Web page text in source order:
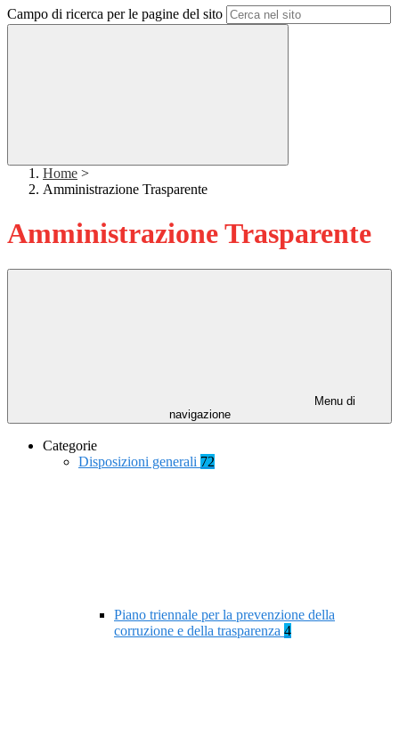
Campo di ricerca per le pagine del sito
Home >
Amministrazione Trasparente
Amministrazione Trasparente
Menu di
navigazione
Categorie
Disposizioni generali 72
Piano triennale per la prevenzione della
corruzione e della trasparenza 4